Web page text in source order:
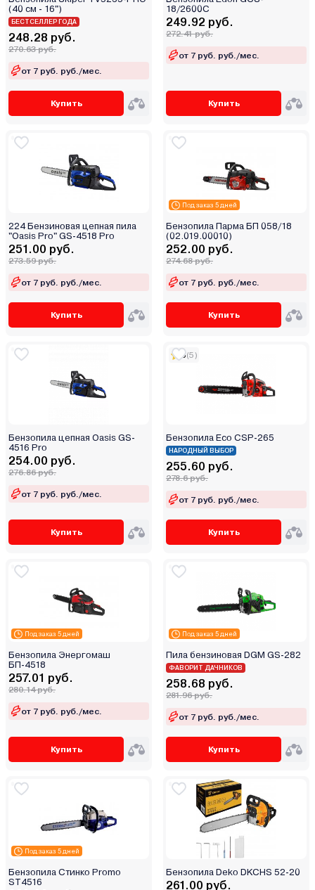
(40 см - 16")
БЕСТСЕЛЛЕР ГОДА
248.28 руб.
270.63 руб.
от 7 руб. руб./мес.
Купить
18/2600С
249.92 руб.
272.41 руб.
от 7 руб. руб./мес.
Купить
224 Бензиновая цепная пила
"Oasis Pro" GS-4518 Pro
251.00 руб.
273.59 руб.
от 7 руб. руб./мес.
Купить
Под заказ 5 дней
Бензопила Парма БП 058/18
(02.019.00010)
252.00 руб.
274.68 руб.
от 7 руб. руб./мес.
Купить
Бензопила цепная Oasis GS-
4516 Pro
254.00 руб.
276.86 руб.
от 7 руб. руб./мес.
Купить
5(5)
Бензопила Eco CSP-265
НАРОДНЫЙ ВЫБОР
255.60 руб.
278.6 руб.
от 7 руб. руб./мес.
Купить
Под заказ 5 дней
Бензопила Энергомаш
БП-4518
257.01 руб.
280.14 руб.
от 7 руб. руб./мес.
Купить
Под заказ 5 дней
Пила бензиновая DGM GS-282
ФАВОРИТ ДАЧНИКОВ
258.68 руб.
281.96 руб.
от 7 руб. руб./мес.
Купить
Под заказ 5 дней
Бензопила Стинко Promo
ST4516
Бензопила Deko DKCHS 52-20
261.00 руб.